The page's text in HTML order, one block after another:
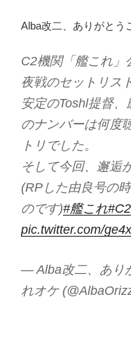
Alba改二、ありがとう
C2機関「艦これ」
夜戦のセットリス
安定のToshl提督
のナンバーは何度
トリでした。
そして今回、邂逅
(RPした由良号の
のです)#艦これ
pic.twitter.com/
— Alba改二、あり
れオケ